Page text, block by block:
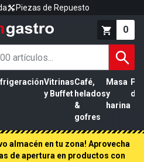
Piezas de Repuesto
0
Vitrinas
y Buffet
Café,
helados
&
gofres
Masa
y
harina
de
almacén en tu zona! Aprovecha
de apertura en productos con